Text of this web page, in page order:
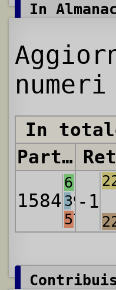
In
In
Partite
1584
615
398
571
-1